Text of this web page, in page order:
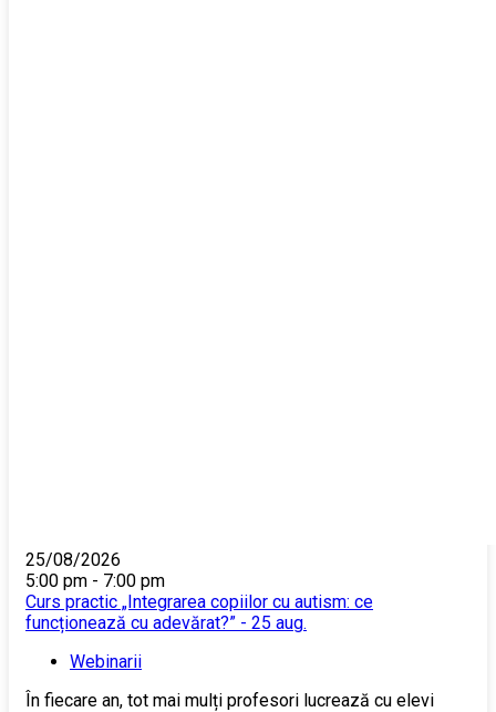
25/08/2026
5:00 pm - 7:00 pm
Curs practic „Integrarea copiilor cu autism: ce
funcționează cu adevărat?” - 25 aug.
Webinarii
În fiecare an, tot mai mulți profesori lucrează cu elevi